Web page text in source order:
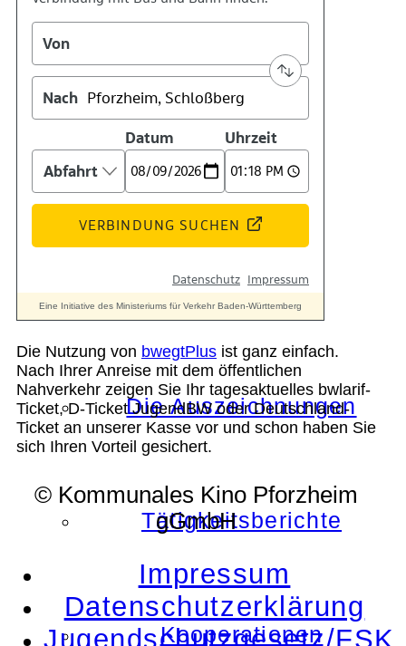
Kontakt
Kino
Das Team
Die Auszeichnungen
Tätigkeitsberichte
Kooperationen
Die Nutzung von bwegtPlus ist ganz einfach.
Nach Ihrer Anreise mit dem öffentlichen
Nahverkehr zeigen Sie Ihr tagesaktuelles bwlarif-
Ticket, D-Ticket JugendBW oder Deutschland-
Ticket an unserer Kasse vor und schon haben Sie
sich Ihren Vorteil gesichert.
© Kommunales Kino Pforzheim
gGmbH
Impressum
Datenschutzerklärung
Jugendschutzgesetz/FSK